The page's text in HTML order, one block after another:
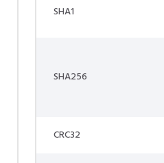
SHA1
SHA256
CRC32